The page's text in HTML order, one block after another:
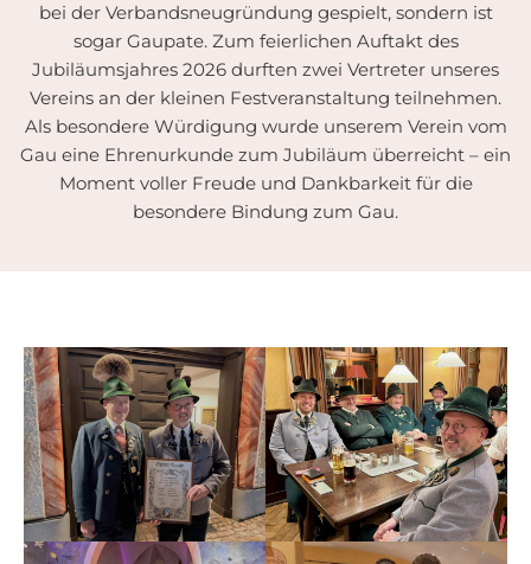
bei der Verbandsneugründung gespielt, sondern ist
sogar Gaupate. Zum feierlichen Auftakt des
Jubiläumsjahres 2026 durften zwei Vertreter unseres
Vereins an der kleinen Festveranstaltung teilnehmen.
Als besondere Würdigung wurde unserem Verein vom
Gau eine Ehrenurkunde zum Jubiläum überreicht – ein
Moment voller Freude und Dankbarkeit für die
besondere Bindung zum Gau.